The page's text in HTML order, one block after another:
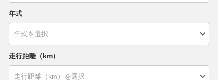
年式
走行距離（km）